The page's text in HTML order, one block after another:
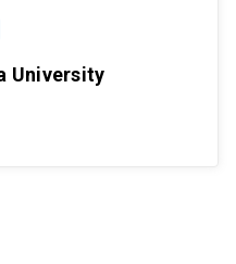
University